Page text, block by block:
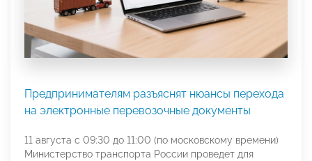
Предпринимателям разъяснят нюансы перехода
на электронные перевозочные документы
11 августа с 09:30 до 11:00 (по московскому времени)
Министерство транспорта России проведет для